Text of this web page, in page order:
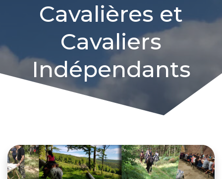
Cavalières et
Cavaliers
Indépendants